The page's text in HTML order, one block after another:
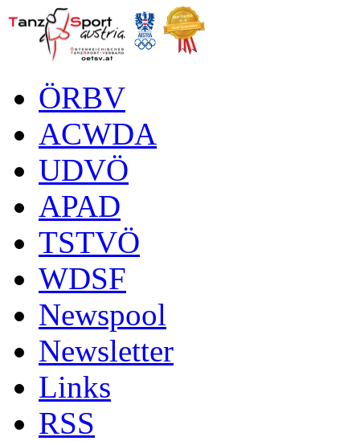
ÖRBV
ACWDA
UDVÖ
APAD
TSTVÖ
WDSF
Newspool
Newsletter
Links
RSS